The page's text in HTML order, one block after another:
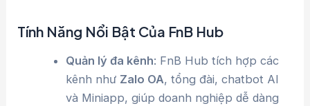
Tính Năng Nổi Bật Của FnB Hub
Quản lý đa kênh: FnB Hub tích hợp các
kênh như Zalo OA, tổng đài, chatbot AI
và Miniapp, giúp doanh nghiệp dễ dàng